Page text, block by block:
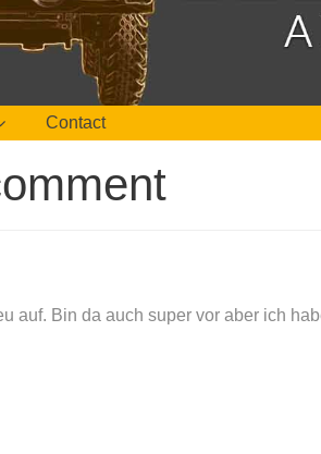
Contact
auf. Bin da auch super vor aber ich